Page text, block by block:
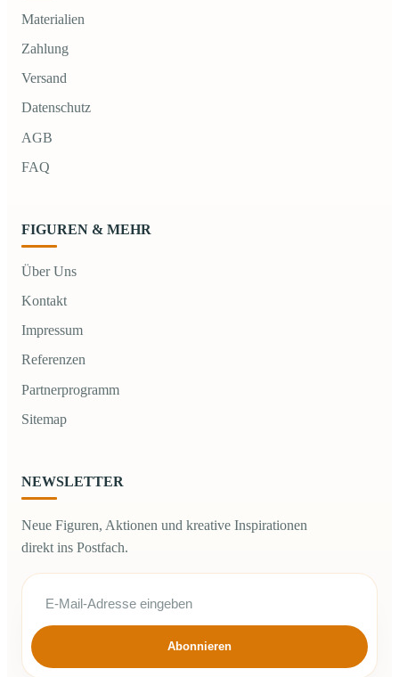
Materialien
Zahlung
Versand
Datenschutz
AGB
FAQ
FIGUREN & MEHR
Über Uns
Kontakt
Impressum
Referenzen
Partnerprogramm
Sitemap
NEWSLETTER
Neue Figuren, Aktionen und kreative Inspirationen
direkt ins Postfach.
Abonnieren